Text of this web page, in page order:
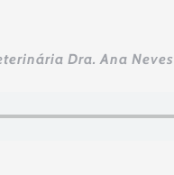
Dra. Ana Neves